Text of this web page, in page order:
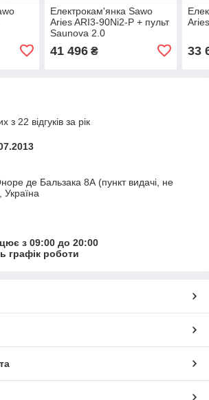
Електрокам'янка Sawo
Aries ARI3-90Ni2-P + пульт
Saunova 2.0
41 496₴ 33
з 22 відгуків за рік
де Бальзака 8А (пункт видачі, не
Україна
з 09:00 до 20:00
графік роботи